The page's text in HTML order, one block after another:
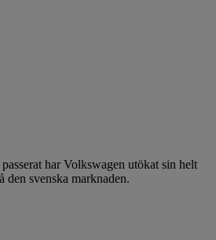
har Volkswagen utökat sin helt
svenska marknaden.